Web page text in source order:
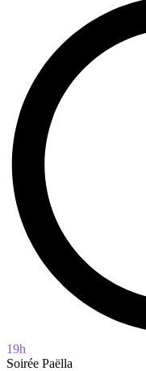
19h
Soirée Paëlla